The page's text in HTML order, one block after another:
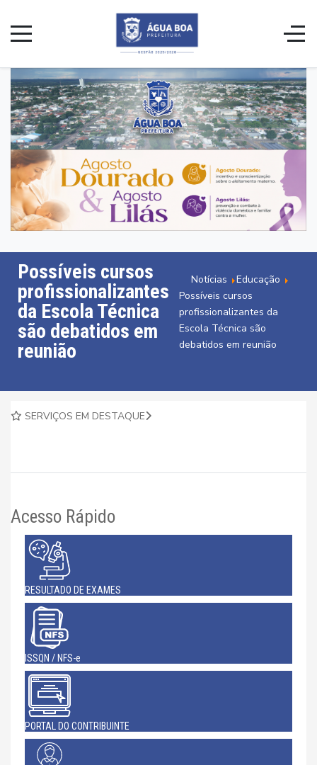
Possíveis cursos
profissionalizantes
da Escola Técnica
são debatidos em
reunião
Notícias
Educação
Possíveis cursos
profissionalizantes da
Escola Técnica são
debatidos em reunião
SERVIÇOS EM DESTAQUE
Acesso Rápido
RESULTADO DE EXAMES
ISSQN / NFS-e
PORTAL DO CONTRIBUINTE